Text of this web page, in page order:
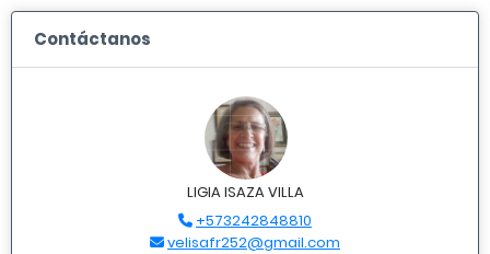
Contáctanos
LIGIA ISAZA VILLA
+573242848810
velisafr252@gmail.com